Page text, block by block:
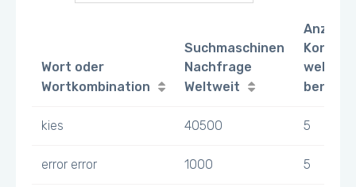
Wort oder
Wortkombination
Suchmaschinen
Nachfrage
Weltweit
Anzahl
welche
kies 40500 5
error error 1000 5